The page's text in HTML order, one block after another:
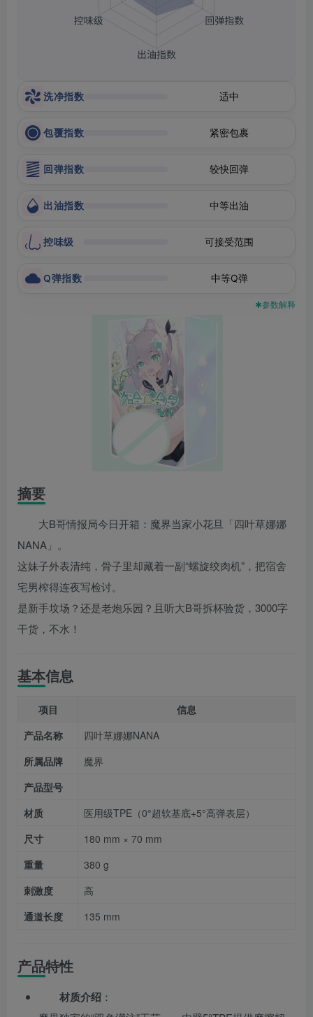
洗净指数 适中
包覆指数 紧密包裹
回弹指数 较快回弹
出油指数 中等出油
控味级 可接受范围
Q弹指数 中等Q弹
✱参数解释
摘要
大B哥情报局今日开箱：魔界当家小花旦「四叶草娜娜
NANA」。
这妹子外表清纯，骨子里却藏着一副“螺旋绞肉机”，把宿舍
宅男榨得连夜写检讨。
是新手坟场？还是老炮乐园？且听大B哥拆杯验货，3000字
干货，不水！
基本信息
项目
信息
产品名称
四叶草娜娜NANA
所属品牌
魔界
产品型号
材质
医用级TPE（0°超软基底+5°高弹表层）
尺寸
180 mm × 70 mm
重量
380 g
刺激度
高
通道长度
135 mm
产品特性
材质介绍 ：